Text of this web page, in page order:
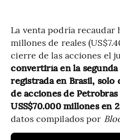
La venta podría recaudar
millones de reales
cierre de las acciones el
convertiría en la
registrada en Brasil, solo
de acciones de
USS$70.000 millones en
datos compilados por